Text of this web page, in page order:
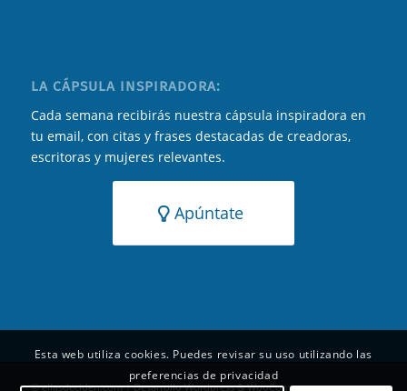
LA CÁPSULA INSPIRADORA:
Cada semana recibirás nuestra cápsula inspiradora en
tu email, con citas y frases destacadas de creadoras,
escritoras y mujeres relevantes.
Apúntate
© ellasdeciden.com | Desarrollo Wordpress & WooCommerce y
Esta web utiliza cookies. Puedes revisar su uso utilizando las
preferencias de privacidad